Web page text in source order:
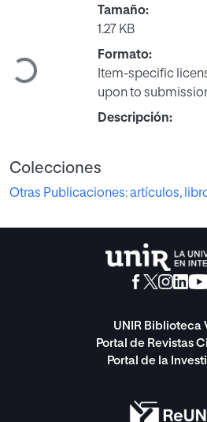
Cargando...
Tamaño:
1.27 KB
Formato:
Item-specific
upon to
Descripción:
Colecciones
Otras Publicaciones: artículos,
UNIR Biblioteca
Portal de Revistas
Portal de la